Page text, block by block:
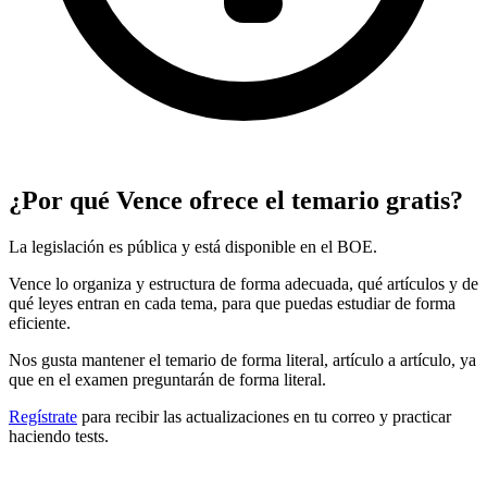
¿Por qué Vence ofrece el temario gratis?
La legislación es pública y está disponible en el BOE.
Vence lo organiza y estructura de forma adecuada, qué artículos y de
qué leyes entran en cada tema, para que puedas estudiar de forma
eficiente.
Nos gusta mantener el temario de forma literal, artículo a artículo, ya
que en el examen preguntarán de forma literal.
Regístrate para recibir las actualizaciones en tu correo y practicar
haciendo tests.